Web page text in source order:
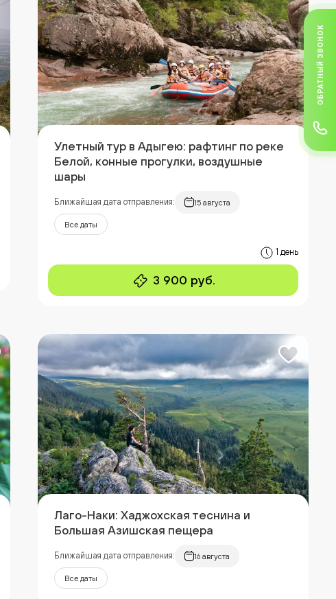
Улетный тур в Адыгею: рафтинг по реке
Белой, конные прогулки, воздушные
шары
Ближайшая дата отправления: 15 августа
Все даты
1 день
3 900 руб.
Лаго-Наки: Хаджохская теснина и
Большая Азишская пещера
Ближайшая дата отправления: 16 августа
Все даты
ОБРАТНЫЙ ЗВОНОК